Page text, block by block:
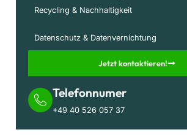
Recycling & Nachhaltigkeit
Datenschutz & Datenvernichtung
Jetzt kontaktieren!
Telefonnumer
+49 40 526 057 37